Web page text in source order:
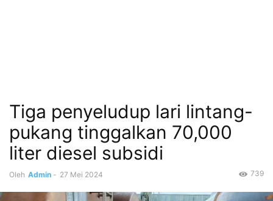
Tiga penyeludup lari lintang-
pukang tinggalkan 70,000
liter diesel subsidi
Oleh Admin - 27 Mei 2024 739